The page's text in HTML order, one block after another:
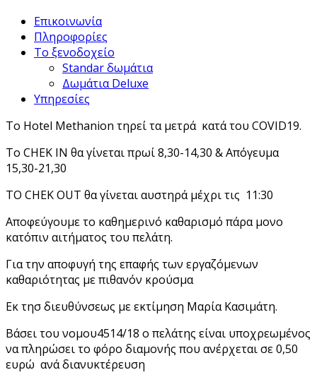
Επικοινωνία
Πληροφορίες
Το ξενοδοχείο
Standar δωμάτια
Δωμάτια Deluxe
Υπηρεσίες
Το Hotel Methanion τηρεί τα μετρά κατά του COVID19.
Το CHEK IN θα γίνεται πρωί 8,30-14,30 & Απόγευμα
15,30-21,30
ΤΟ CHEK OUT θα γίνεται αυστηρά μέχρι τις 11:30
Αποφεύγουμε το καθημερινό καθαρισμό πάρα μονο
κατόπιν αιτήματος του πελάτη.
Για την αποφυγή της επαφής των εργαζόμενων
καθαριότητας με πιθανόν κρούσμα
Εκ τησ διευθύνσεως με εκτίμηση Μαρία Κασιμάτη.
Βάσει του νομου4514/18 ο πελάτης είναι υποχρεωμένος
να πληρώσει το φόρο διαμονής που ανέρχεται σε 0,50
ευρώ ανά διανυκτέρευση